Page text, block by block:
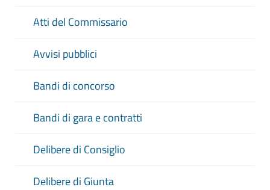
Atti del Commissario
Avvisi pubblici
Bandi di concorso
Bandi di gara e contratti
Delibere di Consiglio
Delibere di Giunta